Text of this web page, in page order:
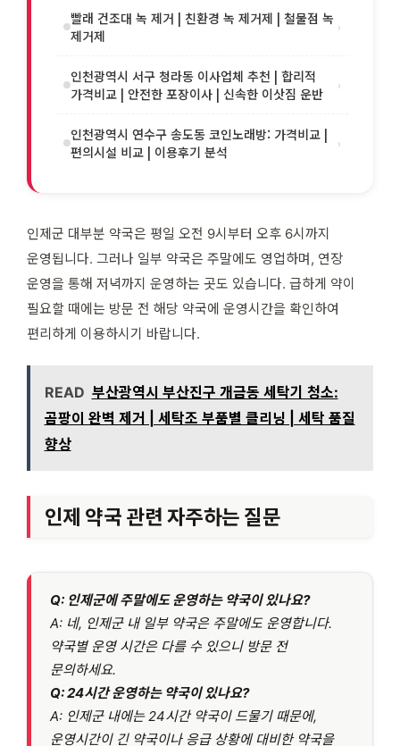
빨래 건조대 녹 제거 | 친환경 녹 제거제 | 철물점 녹
제거제
›
인천광역시 서구 청라동 이사업체 추천 | 합리적
가격비교 | 안전한 포장이사 | 신속한 이삿짐 운반
›
인천광역시 연수구 송도동 코인노래방: 가격비교 |
편의시설 비교 | 이용후기 분석
›
인제군 대부분 약국은 평일 오전 9시부터 오후 6시까지
운영됩니다. 그러나 일부 약국은 주말에도 영업하며, 연장
운영을 통해 저녁까지 운영하는 곳도 있습니다. 급하게 약이
필요할 때에는 방문 전 해당 약국에 운영시간을 확인하여
편리하게 이용하시기 바랍니다.
READ 부산광역시 부산진구 개금동 세탁기 청소:
곰팡이 완벽 제거 | 세탁조 부품별 클리닝 | 세탁 품질
향상
인제 약국 관련 자주하는 질문
Q: 인제군에 주말에도 운영하는 약국이 있나요?
A: 네, 인제군 내 일부 약국은 주말에도 운영합니다.
약국별 운영 시간은 다를 수 있으니 방문 전
문의하세요.
Q: 24시간 운영하는 약국이 있나요?
A: 인제군 내에는 24시간 약국이 드물기 때문에,
운영시간이 긴 약국이나 응급 상황에 대비한 약국을